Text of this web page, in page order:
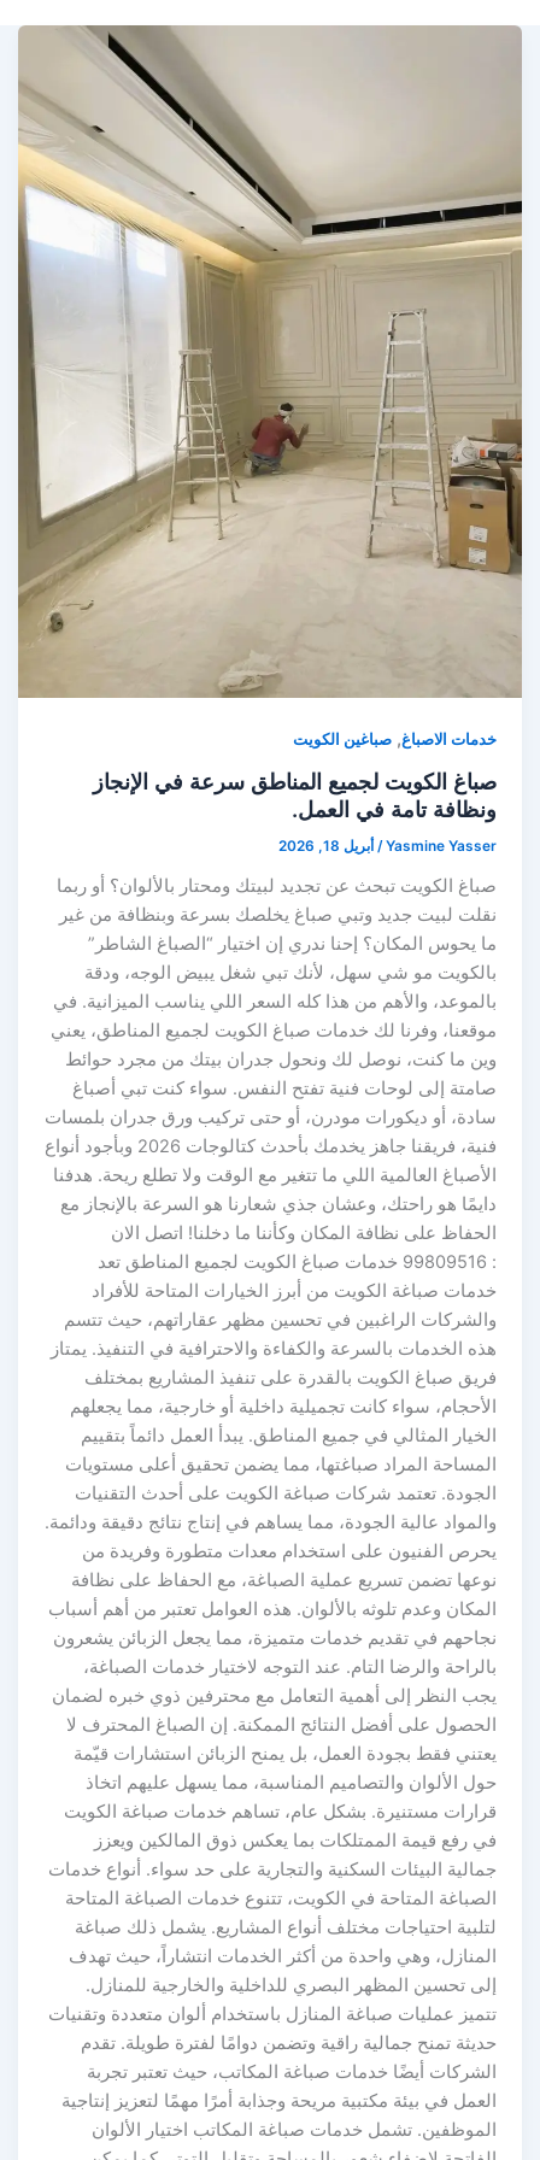
خدمات الاصباغ,صباغين الكويت
صباغ الكويت لجميع المناطق سرعة في الإنجاز
ونظافة تامة في العمل.
Yasmine Yasser
/أبريل 18, 2026
صباغ الكويت تبحث عن تجديد لبيتك ومحتار بالألوان؟ أو ربما
نقلت لبيت جديد وتبي صباغ يخلصك بسرعة وبنظافة من غير
ما يحوس المكان؟ إحنا ندري إن اختيار “الصباغ الشاطر”
بالكويت مو شي سهل، لأنك تبي شغل يبيض الوجه، ودقة
بالموعد، والأهم من هذا كله السعر اللي يناسب الميزانية. في
موقعنا، وفرنا لك خدمات صباغ الكويت لجميع المناطق، يعني
وين ما كنت، نوصل لك ونحول جدران بيتك من مجرد حوائط
صامتة إلى لوحات فنية تفتح النفس. سواء كنت تبي أصباغ
سادة، أو ديكورات مودرن، أو حتى تركيب ورق جدران بلمسات
فنية، فريقنا جاهز يخدمك بأحدث كتالوجات 2026 وبأجود أنواع
الأصباغ العالمية اللي ما تتغير مع الوقت ولا تطلع ريحة. هدفنا
دايمًا هو راحتك، وعشان جذي شعارنا هو السرعة بالإنجاز مع
الحفاظ على نظافة المكان وكأننا ما دخلنا! اتصل الان
: 99809516 خدمات صباغ الكويت لجميع المناطق تعد
خدمات صباغة الكويت من أبرز الخيارات المتاحة للأفراد
والشركات الراغبين في تحسين مظهر عقاراتهم، حيث تتسم
هذه الخدمات بالسرعة والكفاءة والاحترافية في التنفيذ. يمتاز
فريق صباغ الكويت بالقدرة على تنفيذ المشاريع بمختلف
الأحجام، سواء كانت تجميلية داخلية أو خارجية، مما يجعلهم
الخيار المثالي في جميع المناطق. يبدأ العمل دائماً بتقييم
المساحة المراد صباغتها، مما يضمن تحقيق أعلى مستويات
الجودة. تعتمد شركات صباغة الكويت على أحدث التقنيات
والمواد عالية الجودة، مما يساهم في إنتاج نتائج دقيقة ودائمة.
يحرص الفنيون على استخدام معدات متطورة وفريدة من
نوعها تضمن تسريع عملية الصباغة، مع الحفاظ على نظافة
المكان وعدم تلوثه بالألوان. هذه العوامل تعتبر من أهم أسباب
نجاحهم في تقديم خدمات متميزة، مما يجعل الزبائن يشعرون
بالراحة والرضا التام. عند التوجه لاختيار خدمات الصباغة،
يجب النظر إلى أهمية التعامل مع محترفين ذوي خبره لضمان
الحصول على أفضل النتائج الممكنة. إن الصباغ المحترف لا
يعتني فقط بجودة العمل، بل يمنح الزبائن استشارات قيّمة
حول الألوان والتصاميم المناسبة، مما يسهل عليهم اتخاذ
قرارات مستنيرة. بشكل عام، تساهم خدمات صباغة الكويت
في رفع قيمة الممتلكات بما يعكس ذوق المالكين ويعزز
جمالية البيئات السكنية والتجارية على حد سواء. أنواع خدمات
الصباغة المتاحة في الكويت، تتنوع خدمات الصباغة المتاحة
لتلبية احتياجات مختلف أنواع المشاريع. يشمل ذلك صباغة
المنازل، وهي واحدة من أكثر الخدمات انتشاراً، حيث تهدف
إلى تحسين المظهر البصري للداخلية والخارجية للمنازل.
تتميز عمليات صباغة المنازل باستخدام ألوان متعددة وتقنيات
حديثة تمنح جمالية راقية وتضمن دوامًا لفترة طويلة. تقدم
الشركات أيضًا خدمات صباغة المكاتب، حيث تعتبر تجربة
العمل في بيئة مكتبية مريحة وجذابة أمرًا مهمًا لتعزيز إنتاجية
الموظفين. تشمل خدمات صباغة المكاتب اختيار الألوان